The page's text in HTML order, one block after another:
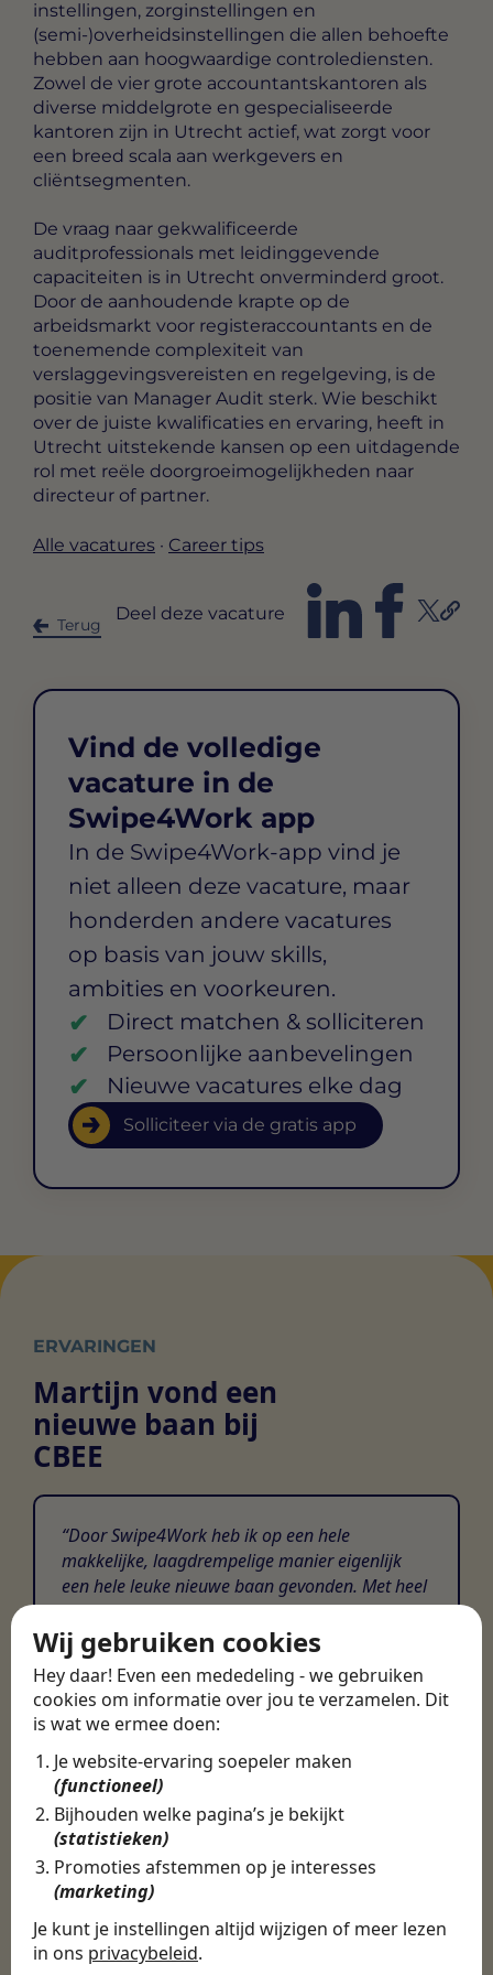
Wij gebruiken cookies
Hey daar! Even een mededeling - we gebruiken
cookies om informatie over jou te verzamelen. Dit
is wat we ermee doen:
Je website-ervaring soepeler maken
(functioneel)
Bijhouden welke pagina’s je bekijkt
(statistieken)
Promoties afstemmen op je interesses
(marketing)
Je kunt je instellingen altijd wijzigen of meer lezen
in ons privacybeleid.
instellingen, zorginstellingen en
(semi-)overheidsinstellingen die allen behoefte
hebben aan hoogwaardige controlediensten.
Zowel de vier grote accountantskantoren als
diverse middelgrote en gespecialiseerde
kantoren zijn in Utrecht actief, wat zorgt voor
een breed scala aan werkgevers en
cliëntsegmenten.
De vraag naar gekwalificeerde
auditprofessionals met leidinggevende
capaciteiten is in Utrecht onverminderd groot.
Door de aanhoudende krapte op de
arbeidsmarkt voor registeraccountants en de
toenemende complexiteit van
verslaggevingsvereisten en regelgeving, is de
positie van Manager Audit sterk. Wie beschikt
over de juiste kwalificaties en ervaring, heeft in
Utrecht uitstekende kansen op een uitdagende
rol met reële doorgroeimogelijkheden naar
directeur of partner.
Alle vacatures · Career tips
Terug
Deel deze vacature
Vind de volledige
vacature in de
Swipe4Work app
In de Swipe4Work-app vind je
niet alleen deze vacature, maar
honderden andere vacatures
op basis van jouw skills,
ambities en voorkeuren.
Direct matchen & solliciteren
Persoonlijke aanbevelingen
Nieuwe vacatures elke dag
Solliciteer via de gratis app
ERVARINGEN
Martijn vond een
nieuwe baan bij
CBEE
Door Swipe4Work heb ik op een hele
makkelijke, laagdrempelige manier eigenlijk
een hele leuke nieuwe baan gevonden. Met heel
veel nieuwe uitdagingen!
Martijn
Certinia Consultant